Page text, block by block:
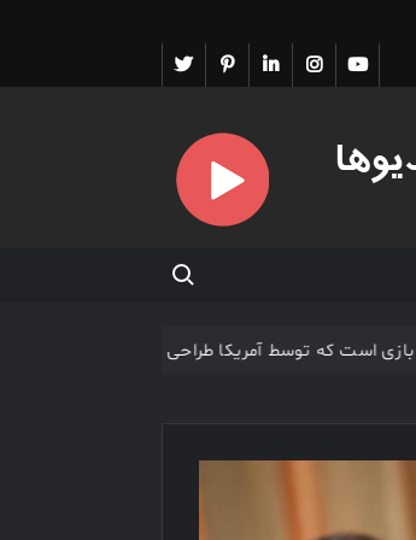
تویترپینترستلینکدیناینستاگرامیوتیوب
Search for:
میدان بازی است که توسط آمریکا طراحی شده